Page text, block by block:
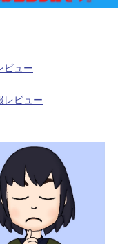
ビュー
レビュー